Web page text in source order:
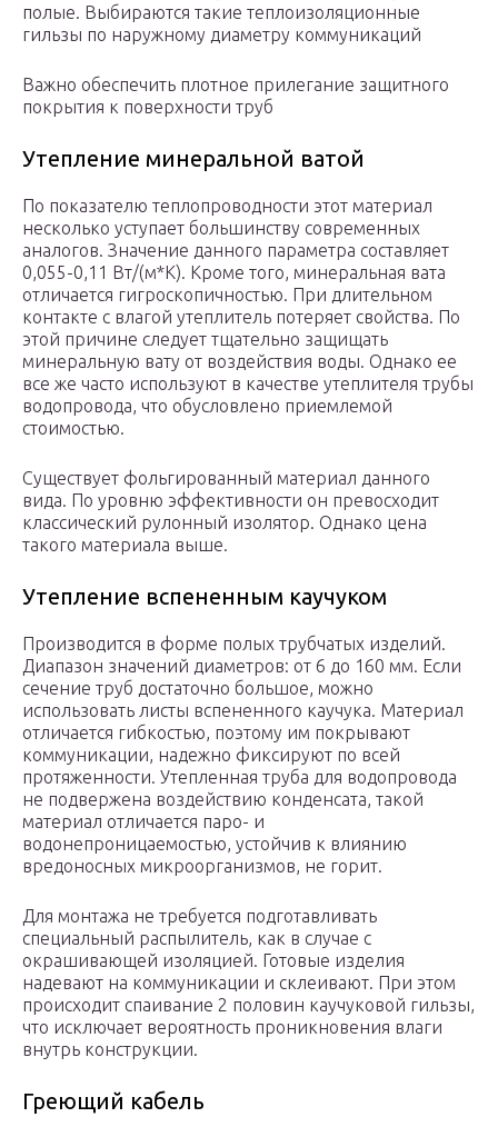
полые. Выбираются такие теплоизоляционные
гильзы по наружному диаметру коммуникаций
Важно обеспечить плотное прилегание защитного
покрытия к поверхности труб
Утепление минеральной ватой
По показателю теплопроводности этот материал
несколько уступает большинству современных
аналогов. Значение данного параметра составляет
0,055-0,11 Вт/(м*К). Кроме того, минеральная вата
отличается гигроскопичностью. При длительном
контакте с влагой утеплитель потеряет свойства. По
этой причине следует тщательно защищать
минеральную вату от воздействия воды. Однако ее
все же часто используют в качестве утеплителя трубы
водопровода, что обусловлено приемлемой
стоимостью.
Существует фольгированный материал данного
вида. По уровню эффективности он превосходит
классический рулонный изолятор. Однако цена
такого материала выше.
Утепление вспененным каучуком
Производится в форме полых трубчатых изделий.
Диапазон значений диаметров: от 6 до 160 мм. Если
сечение труб достаточно большое, можно
использовать листы вспененного каучука. Материал
отличается гибкостью, поэтому им покрывают
коммуникации, надежно фиксируют по всей
протяженности. Утепленная труба для водопровода
не подвержена воздействию конденсата, такой
материал отличается паро- и
водонепроницаемостью, устойчив к влиянию
вредоносных микроорганизмов, не горит.
Для монтажа не требуется подготавливать
специальный распылитель, как в случае с
окрашивающей изоляцией. Готовые изделия
надевают на коммуникации и склеивают. При этом
происходит спаивание 2 половин каучуковой гильзы,
что исключает вероятность проникновения влаги
внутрь конструкции.
Греющий кабель